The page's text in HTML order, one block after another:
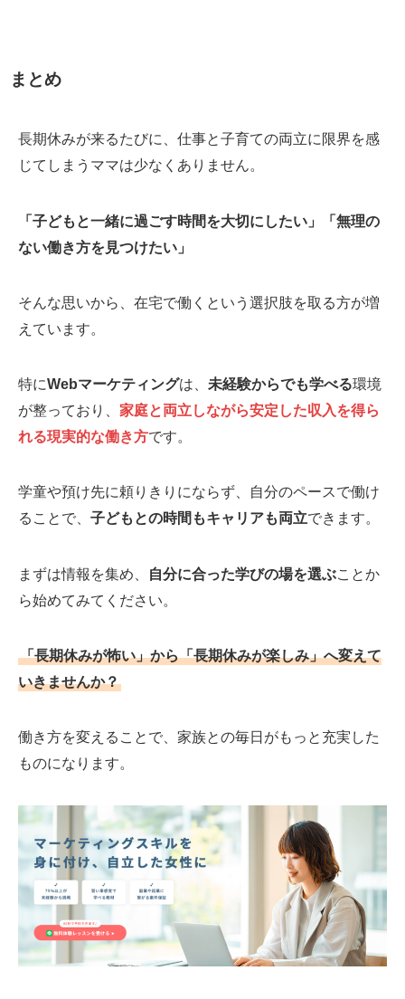
まとめ
長期休みが来るたびに、仕事と子育ての両立に限界を感
じてしまうママは少なくありません。
「子どもと一緒に過ごす時間を大切にしたい」「無理の
ない働き方を見つけたい」
そんな思いから、在宅で働くという選択肢を取る方が増
えています。
特にWebマーケティングは、 未経験からでも学べる環境
が整っており、 家庭と両立しながら安定した収入を得ら
れる現実的な働き方です。
学童や預け先に頼りきりにならず、自分のペースで働け
ることで、 子どもとの時間もキャリアも両立できます。
まずは情報を集め、 自分に合った学びの場を選ぶことか
ら始めてみてください。
「長期休みが怖い」から「長期休みが楽しみ」へ変えて
いきませんか？
働き方を変えることで、家族との毎日がもっと充実した
ものになります。